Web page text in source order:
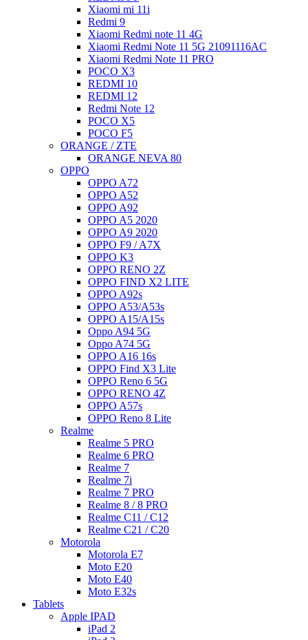
Xiaomi mi 11i
Redmi 9
Xiaomi Redmi note 11 4G
Xiaomi Redmi Note 11 5G 21091116AC
Xiaomi Redmi Note 11 PRO
POCO X3
REDMI 10
REDMI 12
Redmi Note 12
POCO X5
POCO F5
ORANGE / ZTE
ORANGE NEVA 80
OPPO
OPPO A72
OPPO A52
OPPO A92
OPPO A5 2020
OPPO A9 2020
OPPO F9 / A7X
OPPO K3
OPPO RENO 2Z
OPPO FIND X2 LITE
OPPO A92s
OPPO A53/A53s
OPPO A15/A15s
Oppo A94 5G
Oppo A74 5G
OPPO A16 16s
OPPO Find X3 Lite
OPPO Reno 6 5G
OPPO RENO 4Z
OPPO A57s
OPPO Reno 8 Lite
Realme
Realme 5 PRO
Realme 6 PRO
Realme 7
Realme 7i
Realme 7 PRO
Realme 8 / 8 PRO
Realme C11 / C12
Realme C21 / C20
Motorola
Motorola E7
Moto E20
Moto E40
Moto E32s
Tablets
Apple IPAD
iPad 2